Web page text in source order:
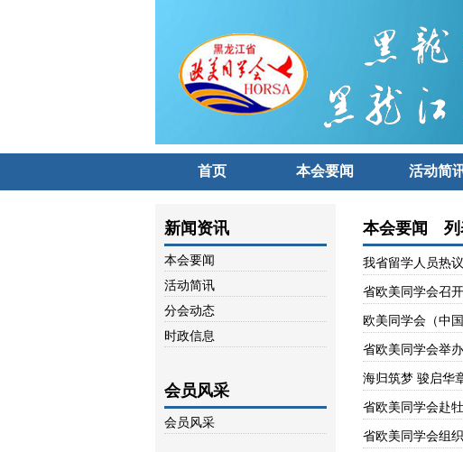
首页 本会要闻 活动简
新闻资讯
本会要闻
活动简讯
分会动态
时政信息
会员风采
会员风采
本会要闻 列
我省留学人员热
省欧美同学会召
欧美同学会（中
省欧美同学会举
海归筑梦 骏启华
省欧美同学会赴
省欧美同学会组